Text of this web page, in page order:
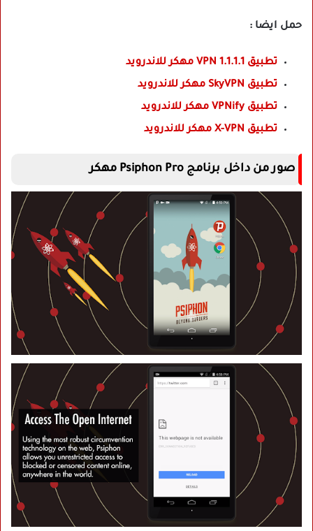
حمل ايضا :
تطبيق 1.1.1.1 VPN مهكر للاندرويد
تطبيق SkyVPN مهكر للاندرويد
تطبيق VPNify مهكر للاندرويد
تطبيق X-VPN مهكر للاندرويد
صور من داخل برنامج Psiphon Pro مهكر